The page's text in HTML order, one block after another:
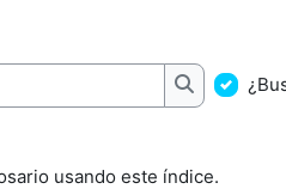
Buscar
usando este índice.